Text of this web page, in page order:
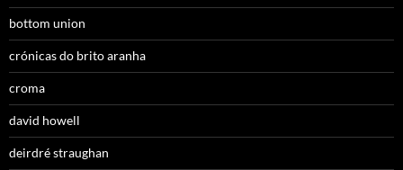
bottom union
crónicas do brito aranha
croma
david howell
deirdré straughan